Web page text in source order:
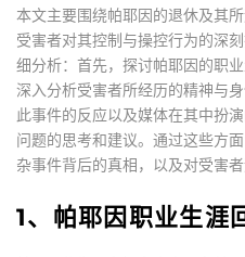
本文主要围绕帕耶因的退休及其
受害者对其控制与操控行为的深
细分析：首先，探讨帕耶因的职
深入分析受害者所经历的精神与
此事件的反应以及媒体在其中扮
问题的思考和建议。通过这些方
杂事件背后的真相，以及对受害者
1、帕耶因职业生涯